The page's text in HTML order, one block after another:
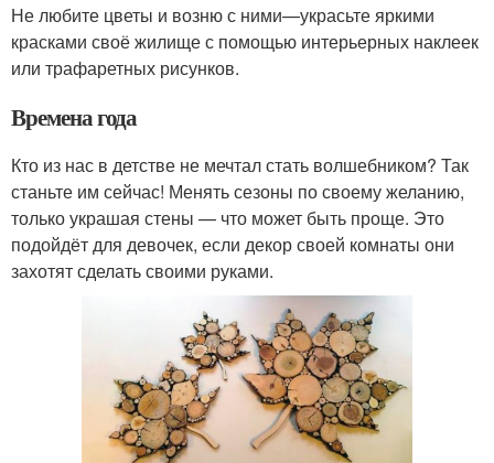
Не любите цветы и возню с ними—украсьте яркими
красками своё жилище с помощью интерьерных наклеек
или трафаретных рисунков.
Времена года
Кто из нас в детстве не мечтал стать волшебником? Так
станьте им сейчас! Менять сезоны по своему желанию,
только украшая стены — что может быть проще. Это
подойдёт для девочек, если декор своей комнаты они
захотят сделать своими руками.